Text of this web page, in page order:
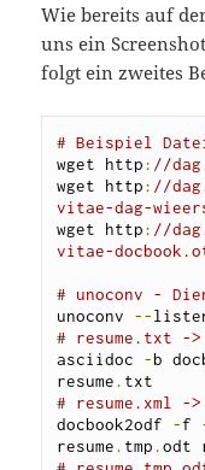
Wie bereits auf
uns ein
folgt ein zweites
# Beispiel
wget http: //
wget http: //
vitae-dag-
wget http: //
vitae-
# unoconv -
unoconv --
# resume.txt ->
asciidoc -b
resume .
# resume.xml -
docbook2odf -f
resume . tmp .odt